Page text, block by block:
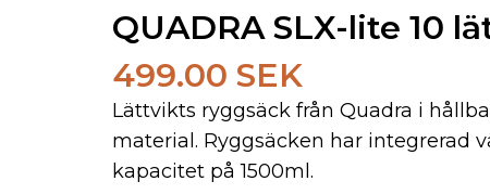
QUADRA SLX-lite 10
499.00 SEK
Lättvikts ryggsäck från Quadra i
material. Ryggsäcken har integrerad
kapacitet på 1500ml.